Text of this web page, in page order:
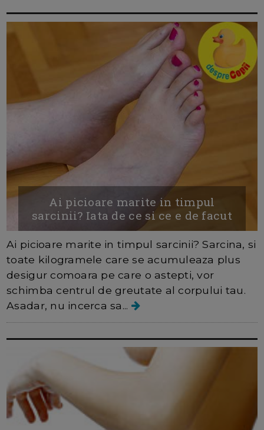
Ai picioare marite in timpul
sarcinii? Iata de ce si ce e de facut
Ai picioare marite in timpul sarcinii? Sarcina, si
toate kilogramele care se acumuleaza plus
desigur comoara pe care o astepti, vor
schimba centrul de greutate al corpului tau.
Asadar, nu incerca sa...